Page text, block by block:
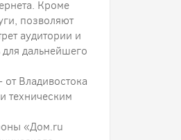
Кроме
позволяют
аудитории и
дальнейшего
Владивостока
техническим
«Дом.ru